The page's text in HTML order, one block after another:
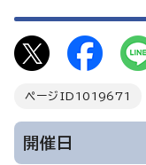
ページID 1019671
開催日